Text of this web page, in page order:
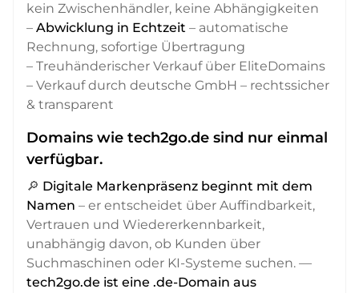
kein Zwischenhändler, keine Abhängigkeiten
– Abwicklung in Echtzeit – automatische
Rechnung, sofortige Übertragung
– Treuhänderischer Verkauf über EliteDomains
– Verkauf durch deutsche GmbH – rechtssicher
& transparent
Domains wie tech2go.de sind nur einmal
verfügbar.
🔎 Digitale Markenpräsenz beginnt mit dem
Namen – er entscheidet über Auffindbarkeit,
Vertrauen und Wiedererkennbarkeit,
unabhängig davon, ob Kunden über
Suchmaschinen oder KI-Systeme suchen. —
tech2go.de ist eine .de-Domain aus